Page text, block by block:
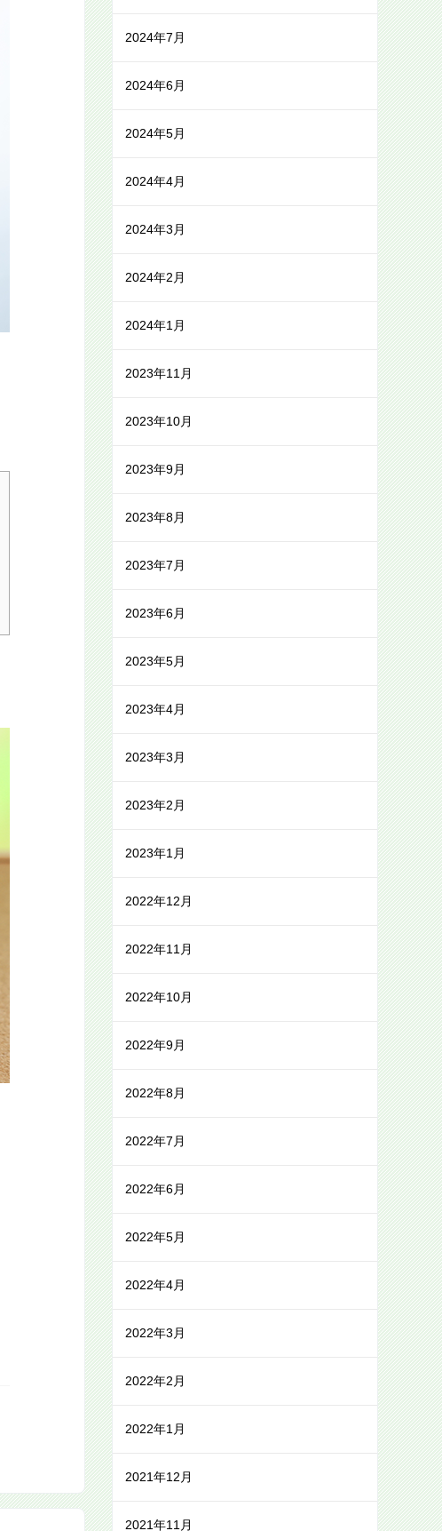
2024年7月
2024年6月
2024年5月
2024年4月
2024年3月
2024年2月
2024年1月
2023年11月
2023年10月
2023年9月
2023年8月
2023年7月
2023年6月
2023年5月
2023年4月
2023年3月
2023年2月
2023年1月
2022年12月
2022年11月
2022年10月
2022年9月
2022年8月
2022年7月
2022年6月
2022年5月
2022年4月
2022年3月
2022年2月
2022年1月
2021年12月
2021年11月